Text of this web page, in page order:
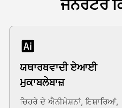
ਜੇਨਰੇਟਰ
ਯਥਾਰਥਵਾਦੀ ਏਆਈ
ਮੁਕਾਬਲੇਬਾਜ਼
ਚਿਹਰੇ ਦੇ ਐਨੀਮੇਸ਼ਨਾਂ, ਇਸ਼ਾਰਿਆਂ,